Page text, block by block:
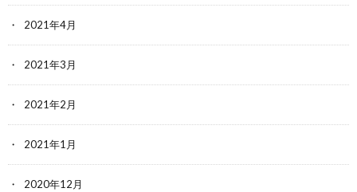
2021年4月
2021年3月
2021年2月
2021年1月
2020年12月